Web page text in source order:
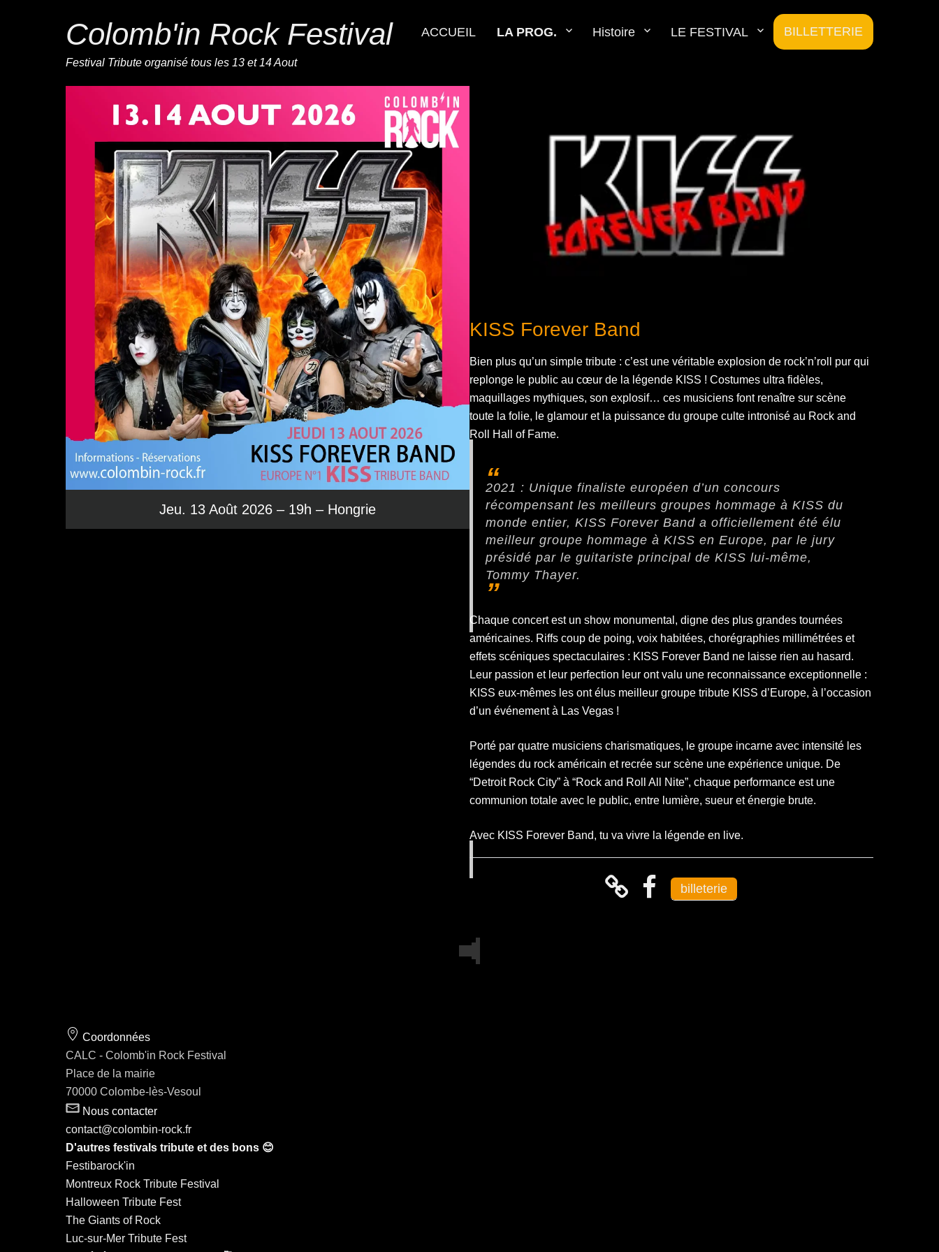
Colomb'in Rock Festival
Festival Tribute organisé tous les 13 et 14 Aout
ACCUEIL LA PROG. Histoire LE FESTIVAL BILLETTERIE
Jeu. 13 Août 2026 – 19h – Hongrie
KISS Forever Band
Bien plus qu’un simple tribute : c’est une véritable explosion de rock’n’roll pur qui
replonge le public au cœur de la légende KISS ! Costumes ultra fidèles,
maquillages mythiques, son explosif… ces musiciens font renaître sur scène
toute la folie, le glamour et la puissance du groupe culte intronisé au Rock and
Roll Hall of Fame.
2021 : Unique finaliste européen d’un concours
récompensant les meilleurs groupes hommage à KISS du
monde entier, KISS Forever Band a officiellement été élu
meilleur groupe hommage à KISS en Europe, par le jury
présidé par le guitariste principal de KISS lui-même,
Tommy Thayer.
Chaque concert est un show monumental, digne des plus grandes tournées
américaines. Riffs coup de poing, voix habitées, chorégraphies millimétrées et
effets scéniques spectaculaires : KISS Forever Band ne laisse rien au hasard.
Leur passion et leur perfection leur ont valu une reconnaissance exceptionnelle :
KISS eux-mêmes les ont élus meilleur groupe tribute KISS d’Europe, à l’occasion
d’un événement à Las Vegas !
Porté par quatre musiciens charismatiques, le groupe incarne avec intensité les
légendes du rock américain et recrée sur scène une expérience unique. De
“Detroit Rock City” à “Rock and Roll All Nite”, chaque performance est une
communion totale avec le public, entre lumière, sueur et énergie brute.
Avec KISS Forever Band, tu va vivre la légende en live.
billeterie
Coordonnées
CALC - Colomb'in Rock Festival
Place de la mairie
70000 Colombe-lès-Vesoul
Nous contacter
contact@colombin-rock.fr
D'autres festivals tribute et des bons 😊
Festibarock'in
Montreux Rock Tribute Festival
Halloween Tribute Fest
The Giants of Rock
Luc-sur-Mer Tribute Fest